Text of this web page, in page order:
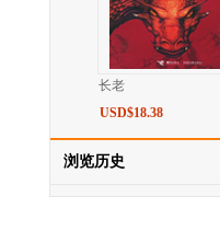
长老
USD$18.38
浏览历史